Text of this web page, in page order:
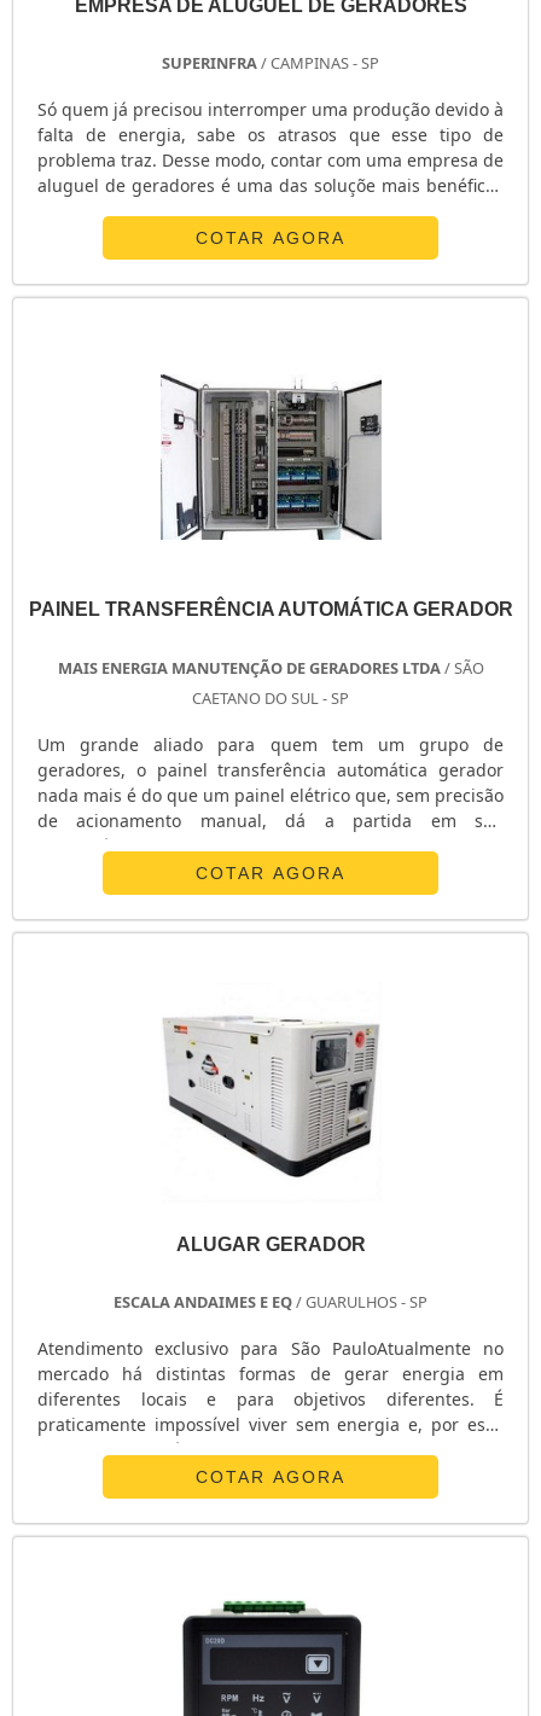
EMPRESA DE ALUGUEL DE GERADORES
SUPERINFRA/ CAMPINAS - SP
Só quem já precisou interromper uma produção devido à
falta de energia, sabe os atrasos que esse tipo de
problema traz. Desse modo, contar com uma empresa de
aluguel de geradores é uma das soluçõe mais benéficas
para assegurar que oscilações e apagões não atrapalhe
o desenvolvimento de projetos. O SERVIÇO SE DESTACA
POR SUA GAMA DE VANTAGENSOs geradores podem ser
definidos como dispositivos capazes de transformar
COTAR AGORA
PAINEL TRANSFERÊNCIA AUTOMÁTICA GERADOR
MAIS ENERGIA MANUTENÇÃO DE GERADORES LTDA/ SÃO
CAETANO DO SUL - SP
Um grande aliado para quem tem um grupo de
geradores, o painel transferência automática gerador
nada mais é do que um painel elétrico que, sem precisão
de acionamento manual, dá a partida em seu
maquinário assim que a interrupção de energia ocorre
por parte da concessionária responsável ou até mesmo
em ocasiões em que você programa o aparelho para
esse fim. Por meio de um relê auxiliar, o equipamento
COTAR AGORA
ALUGAR GERADOR
ESCALA ANDAIMES E EQ/ GUARULHOS - SP
Atendimento exclusivo para São PauloAtualmente no
mercado há distintas formas de gerar energia em
diferentes locais e para objetivos diferentes. É
praticamente impossível viver sem energia e, por essa
razão, existem várias formas de distribuição de energia
espalhadas pelo mundo. A população depende da
energia para diversos afazeres, tais como: Para
trabalhar; Usar celulares, computadores e outros
COTAR AGORA